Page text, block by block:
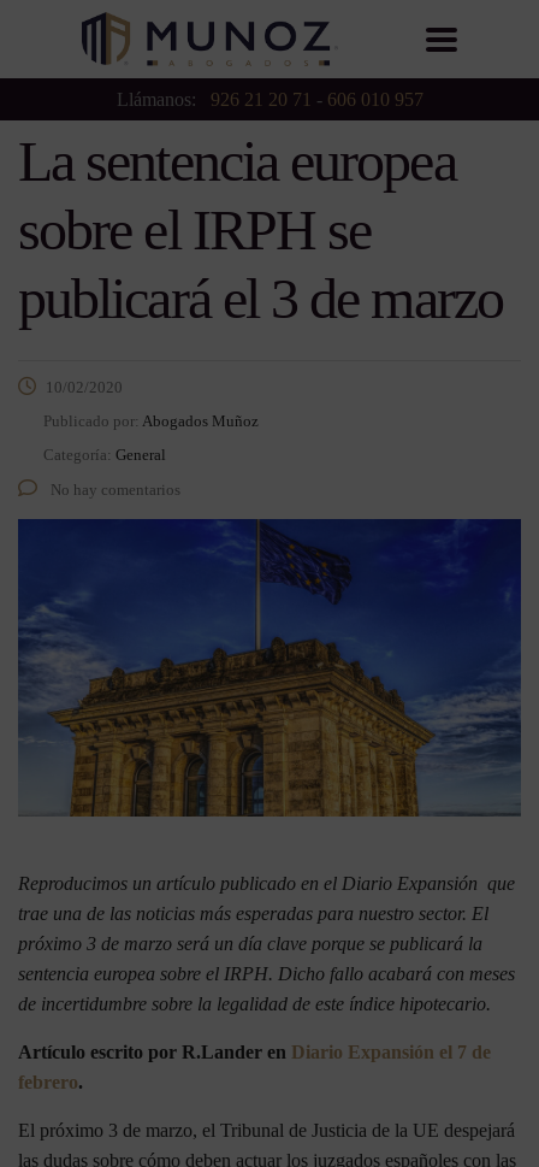
Llámanos: 926 21 20 71 - 606 010 957
La sentencia europea
sobre el IRPH se
publicará el 3 de marzo
10/02/2020
Publicado por: Abogados Muñoz
Categoría: General
No hay comentarios
Reproducimos un artículo publicado en el Diario Expansión que
trae una de las noticias más esperadas para nuestro sector. El
próximo 3 de marzo será un día clave porque se publicará la
sentencia europea sobre el IRPH. Dicho fallo acabará con meses
de incertidumbre sobre la legalidad de este índice hipotecario.
Artículo escrito por R.Lander en Diario Expansión el 7 de
febrero.
El próximo 3 de marzo, el Tribunal de Justicia de la UE despejará
las dudas sobre cómo deben actuar los juzgados españoles con las